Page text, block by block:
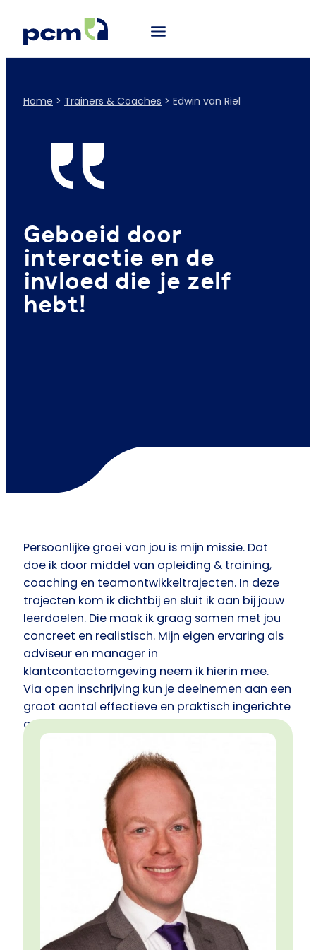
Home > Trainers & Coaches > Edwin van Riel
Geboeid door
interactie en de
invloed die je zelf
hebt!
Persoonlijke groei van jou is mijn missie. Dat
doe ik door middel van opleiding & training,
coaching en teamontwikkeltrajecten. In deze
trajecten kom ik dichtbij en sluit ik aan bij jouw
leerdoelen. Die maak ik graag samen met jou
concreet en realistisch. Mijn eigen ervaring als
adviseur en manager in
klantcontactomgeving neem ik hierin mee.
Via open inschrijving kun je deelnemen aan een
groot aantal effectieve en praktisch ingerichte
opleidingen en trainingen. Naast open
inschrijving ben ik ervaren in het verzorgen van
maatwerk In Company trajecten, zowel op het
gebied van leiderschap, klantcontact en
teamontwikkeling.
Uitgangspunt voor mij zijn jouw kwaliteiten
waarop ik graag samen met je verder bouw.
Door te leren van en met elkaar in een voor jou
vertrouwde omgeving.